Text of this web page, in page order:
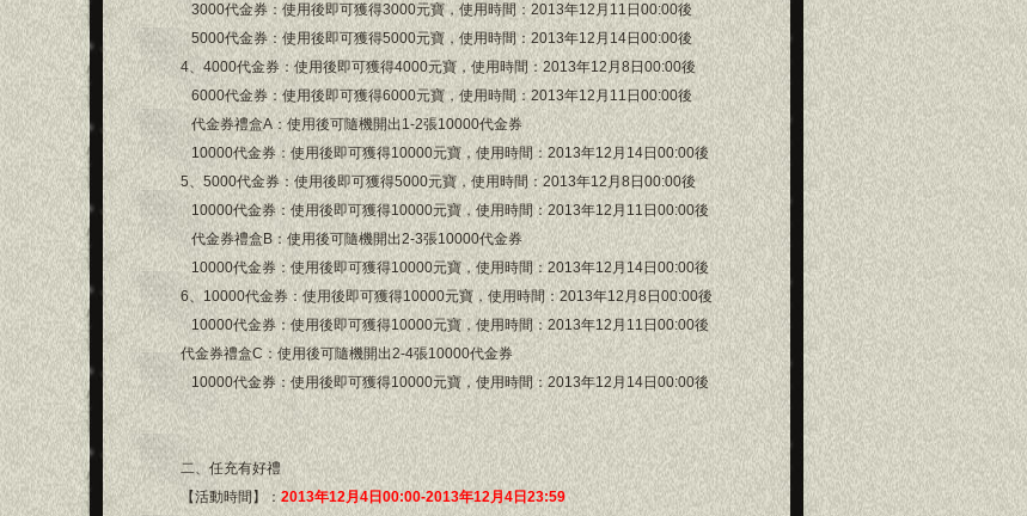
3000代金券：使用後即可獲得3000元寶，使用時間：2013年12月11日00:00後
5000代金券：使用後即可獲得5000元寶，使用時間：2013年12月14日00:00後
4、4000代金券：使用後即可獲得4000元寶，使用時間：2013年12月8日00:00後
6000代金券：使用後即可獲得6000元寶，使用時間：2013年12月11日00:00後
代金券禮盒A：使用後可隨機開出1-2張10000代金券
10000代金券：使用後即可獲得10000元寶，使用時間：2013年12月14日00:00後
5、5000代金券：使用後即可獲得5000元寶，使用時間：2013年12月8日00:00後
10000代金券：使用後即可獲得10000元寶，使用時間：2013年12月11日00:00後
代金券禮盒B：使用後可隨機開出2-3張10000代金券
10000代金券：使用後即可獲得10000元寶，使用時間：2013年12月14日00:00後
6、10000代金券：使用後即可獲得10000元寶，使用時間：2013年12月8日00:00後
10000代金券：使用後即可獲得10000元寶，使用時間：2013年12月11日00:00後
代金券禮盒C：使用後可隨機開出2-4張10000代金券
10000代金券：使用後即可獲得10000元寶，使用時間：2013年12月14日00:00後
二、任充有好禮
【活動時間】： 2013年12月4日00:00-2013年12月4日23:59